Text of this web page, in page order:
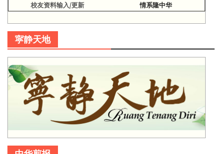
校友资料输入/更新 情系隆中华
寜静天地